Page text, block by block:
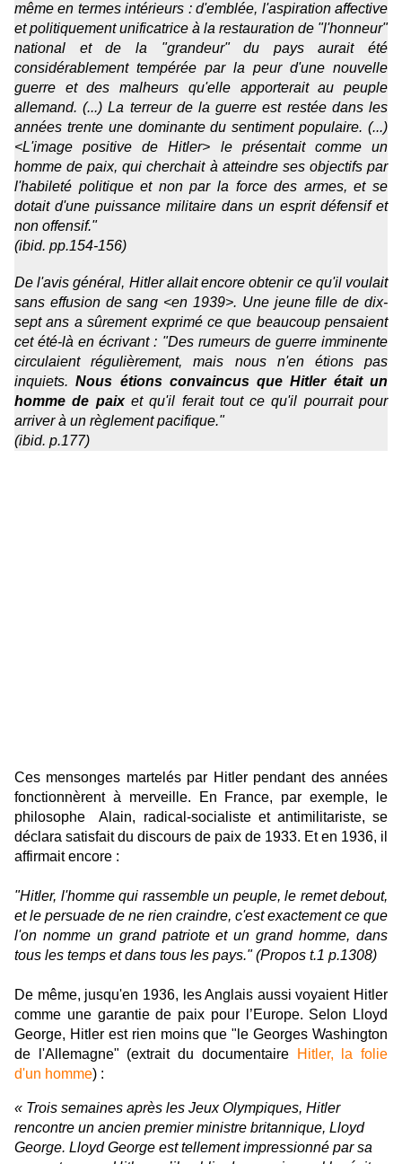
même en termes intérieurs : d'emblée, l'aspiration affective
et politiquement unificatrice à la restauration de "l'honneur"
national et de la "grandeur" du pays aurait été
considérablement tempérée par la peur d'une nouvelle
guerre et des malheurs qu'elle apporterait au peuple
allemand. (...) La terreur de la guerre est restée dans les
années trente une dominante du sentiment populaire. (...)
<L'image positive de Hitler> le présentait comme un
homme de paix, qui cherchait à atteindre ses objectifs par
l'habileté politique et non par la force des armes, et se
dotait d'une puissance militaire dans un esprit défensif et
non offensif."
(ibid. pp.154-156)
De l'avis général, Hitler allait encore obtenir ce qu'il voulait
sans effusion de sang <en 1939>. Une jeune fille de dix-
sept ans a sûrement exprimé ce que beaucoup pensaient
cet été-là en écrivant : "Des rumeurs de guerre imminente
circulaient régulièrement, mais nous n'en étions pas
inquiets. Nous étions convaincus que Hitler était un
homme de paix et qu'il ferait tout ce qu'il pourrait pour
arriver à un règlement pacifique."
(ibid. p.177)
Ces mensonges martelés par Hitler pendant des années
fonctionnèrent à merveille. En France, par exemple, le
philosophe Alain, radical-socialiste et antimilitariste, se
déclara satisfait du discours de paix de 1933. Et en 1936, il
affirmait encore :
"Hitler, l'homme qui rassemble un peuple, le remet debout,
et le persuade de ne rien craindre, c'est exactement ce que
l'on nomme un grand patriote et un grand homme, dans
tous les temps et dans tous les pays." (Propos t.1 p.1308)
De même, jusqu'en 1936, les Anglais aussi voyaient Hitler
comme une garantie de paix pour l’Europe. Selon Lloyd
George, Hitler est rien moins que "le Georges Washington
de l'Allemagne" (extrait du documentaire
Hitler, la folie
d'un homme) :
« Trois semaines après les Jeux Olympiques, Hitler
rencontre un ancien premier ministre britannique, Lloyd
George. Lloyd George est tellement impressionné par sa